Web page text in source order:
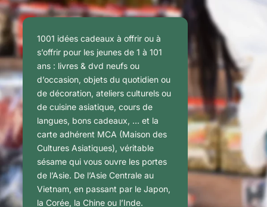
1001 idées cadeaux à offrir ou à
s’offrir pour les jeunes de 1 à 101
ans : livres & dvd neufs ou
d’occasion, objets du quotidien ou
de décoration, ateliers culturels ou
de cuisine asiatique, cours de
langues, bons cadeaux, … et la
carte adhérent MCA (Maison des
Cultures Asiatiques), véritable
sésame qui vous ouvre les portes
de l’Asie. De l’Asie Centrale au
Vietnam, en passant par le Japon,
la Corée, la Chine ou l’Inde.